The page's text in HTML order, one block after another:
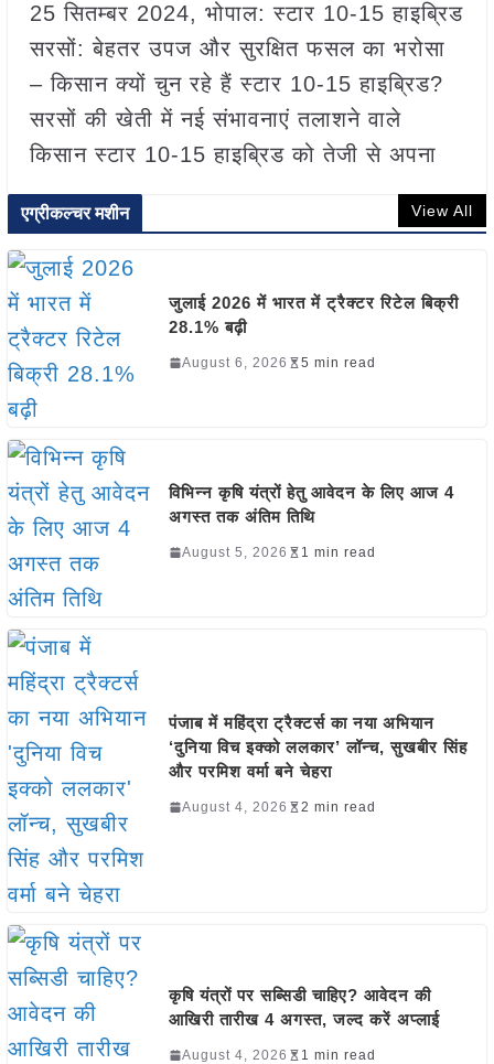
25 सितम्बर 2024, भोपाल: स्टार 10-15 हाइब्रिड
सरसों: बेहतर उपज और सुरक्षित फसल का भरोसा
– किसान क्यों चुन रहे हैं स्टार 10-15 हाइब्रिड?
सरसों की खेती में नई संभावनाएं तलाशने वाले
किसान स्टार 10-15 हाइब्रिड को तेजी से अपना
एग्रीकल्चर मशीन View All
जुलाई 2026 में भारत में ट्रैक्टर रिटेल बिक्री
28.1% बढ़ी
August 6, 2026 5 min read
विभिन्न कृषि यंत्रों हेतु आवेदन के लिए आज 4
अगस्त तक अंतिम तिथि
August 5, 2026 1 min read
पंजाब में महिंद्रा ट्रैक्टर्स का नया अभियान
‘दुनिया विच इक्को ललकार’ लॉन्च, सुखबीर सिंह
और परमिश वर्मा बने चेहरा
August 4, 2026 2 min read
कृषि यंत्रों पर सब्सिडी चाहिए? आवेदन की
आखिरी तारीख 4 अगस्त, जल्द करें अप्लाई
August 4, 2026 1 min read